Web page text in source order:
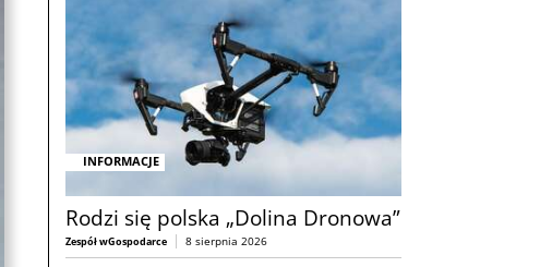
INFORMACJE
Rodzi się polska „Dolina Dronowa”
Zespół wGospodarce 8 sierpnia 2026